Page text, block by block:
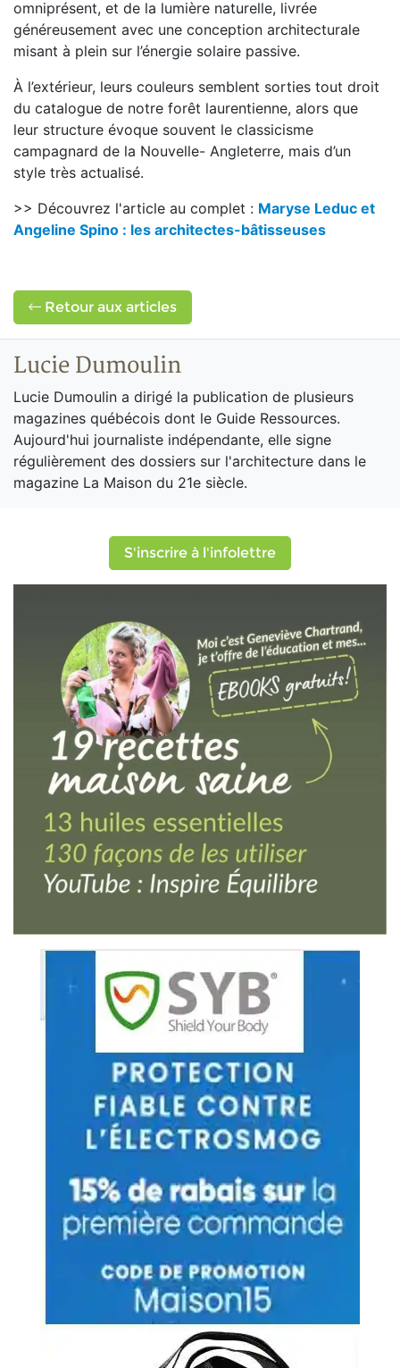
omniprésent, et de la lumière naturelle, livrée
généreusement avec une conception architecturale
misant à plein sur l’énergie solaire passive.
À l’extérieur, leurs couleurs semblent sorties tout droit
du catalogue de notre forêt laurentienne, alors que
leur structure évoque souvent le classicisme
campagnard de la Nouvelle- Angleterre, mais d’un
style très actualisé.
>> Découvrez l'article au complet : Maryse Leduc et
Angeline Spino : les architectes-bâtisseuses
Retour aux articles
Lucie Dumoulin
Lucie Dumoulin a dirigé la publication de plusieurs
magazines québécois dont le Guide Ressources.
Aujourd'hui journaliste indépendante, elle signe
régulièrement des dossiers sur l'architecture dans le
magazine La Maison du 21e siècle.
S'inscrire à l'infolettre